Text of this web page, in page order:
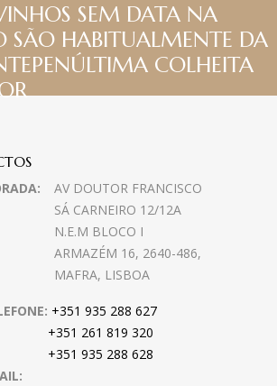
SEM DATA NA
SÃO HABITUALMENTE DA
COLHEITA
AV DOUTOR FRANCISCO
SÁ CARNEIRO 12/12A
N.E.M BLOCO I
ARMAZÉM 16, 2640-486,
MAFRA, LISBOA
+351 935 288 627
+351 261 819 320
+351 935 288 628